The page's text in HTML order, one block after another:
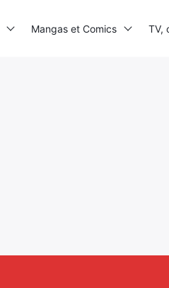
Mangas et Comics TV,